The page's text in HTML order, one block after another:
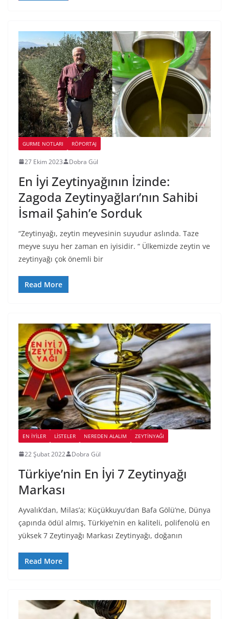
GURME NOTLARI RÖPORTAJ
27 Ekim 2023 Dobra Gül
En İyi Zeytinyağının İzinde:
Zagoda Zeytinyağları’nın Sahibi
İsmail Şahin’e Sorduk
“Zeytinyağı, zeytin meyvesinin suyudur aslında. Taze
meyve suyu her zaman en iyisidir. “ Ülkemizde zeytin ve
zeytinyağı çok önemli bir
Read More
EN İYILER LİSTELER NEREDEN ALALIM ZEYTINYAĞI
22 Şubat 2022 Dobra Gül
Türkiye’nin En İyi 7 Zeytinyağı
Markası
Ayvalık’dan, Milas’a; Küçükkuyu’dan Bafa Gölü’ne, Dünya
çapında ödül almış, Türkiye’nin en kaliteli, polifenolü en
yüksek 7 Zeytinyağı Markası Zeytinyağı, doğanın
Read More